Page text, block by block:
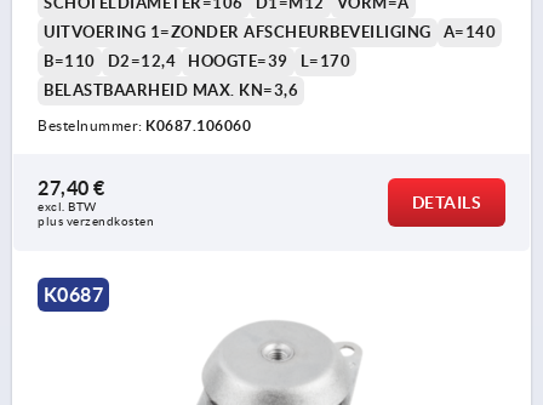
UITVOERING 1=ZONDER AFSCHEURBEVEILIGING
A=140
B=110
D2=12,4 HOOGTE=39
L=170
BELASTBAARHEID MAX. KN=3,6
Bestelnummer: K0687.106060
27,40 €
excl. BTW
plus verzendkosten
DETAILS
K0687